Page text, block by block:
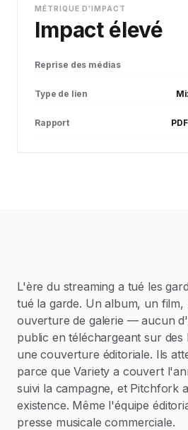
MÉTRIQUE D'IMPACT
Impact élevé
Reprise des médias
Type de lien
Rapport
L'ère du streaming a tué les
tué la garde. Un album, un
ouverture de galerie — aucun
public en téléchargeant sur des
une couverture éditoriale. Ils
parce que Variety a couvert
suivi la campagne, et Pitchfork
existence. Même l'équipe
presse musicale commerciale.